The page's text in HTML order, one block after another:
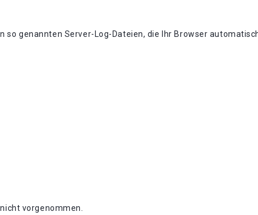
genannten Server-Log-Dateien, die Ihr Browser
vorgenommen.